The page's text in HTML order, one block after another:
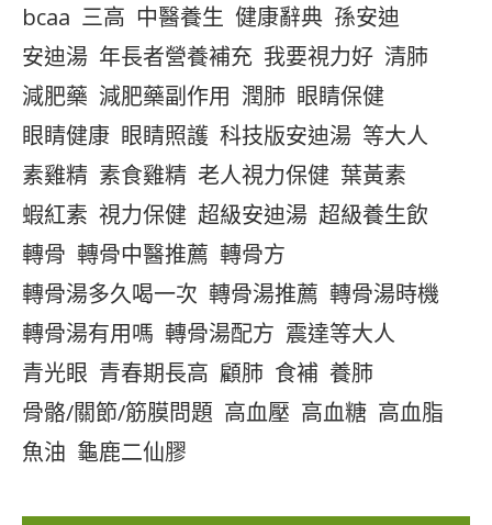
bcaa 三高 中醫養生 健康辭典 孫安迪
安迪湯 年長者營養補充 我要視力好 清肺
減肥藥 減肥藥副作用 潤肺 眼睛保健
眼睛健康 眼睛照護 科技版安迪湯 等大人
素雞精 素食雞精 老人視力保健 葉黃素
蝦紅素 視力保健 超級安迪湯 超級養生飲
轉骨 轉骨中醫推薦 轉骨方
轉骨湯多久喝一次 轉骨湯推薦 轉骨湯時機
轉骨湯有用嗎 轉骨湯配方 震達等大人
青光眼 青春期長高 顧肺 食補 養肺
骨骼/關節/筋膜問題 高血壓 高血糖 高血脂
魚油 龜鹿二仙膠